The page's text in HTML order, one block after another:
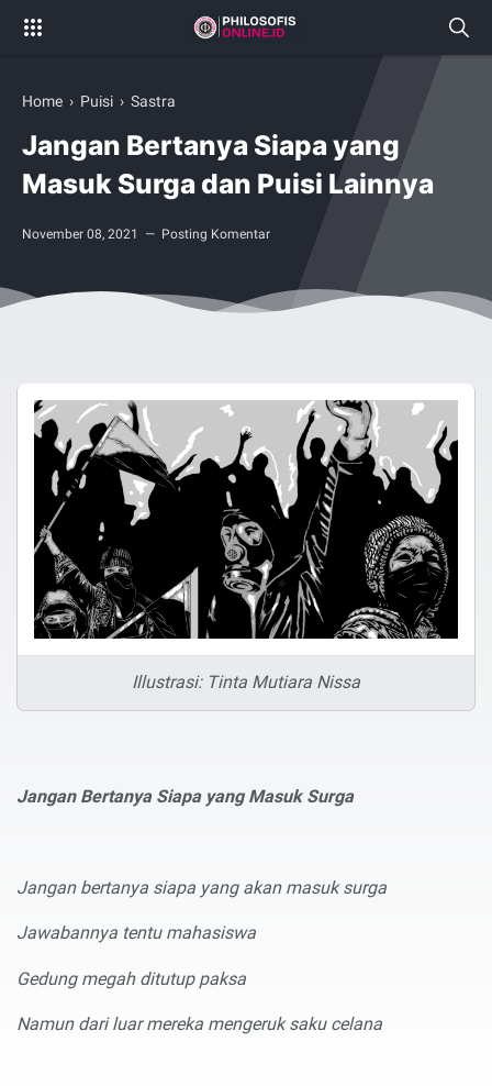
Home › Puisi › Sastra
Jangan Bertanya Siapa yang
Masuk Surga dan Puisi Lainnya
November 08, 2021 Posting Komentar
Illustrasi: Tinta Mutiara Nissa
Jangan Bertanya Siapa yang Masuk Surga
Jangan bertanya siapa yang akan masuk surga
Jawabannya tentu mahasiswa
Gedung megah ditutup paksa
Namun dari luar mereka mengeruk saku celana